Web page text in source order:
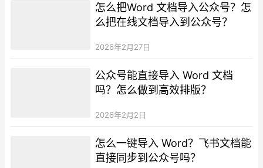
怎么把Word 文档导入公众号？怎
么把在线文档导入到公众号？
2026年2月27日
公众号能直接导入 Word 文档
吗？怎么做到高效排版？
2026年2月2日
怎么一键导入 Word？飞书文档能
直接同步到公众号吗？